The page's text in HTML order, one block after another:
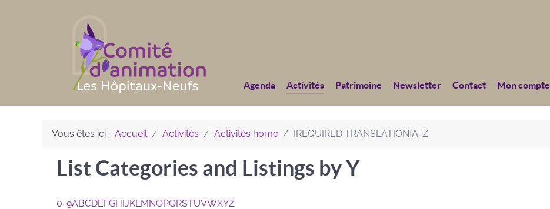
Agenda Activités Patrimoine Newsletter Contact Mon compte
Vous êtes ici : Accueil Activités Activités home [REQUIRED TRANSLATION]A-Z
List Categories and Listings by Y
0-9ABCDEFGHIJKLMNOPQRSTUVWXYZ